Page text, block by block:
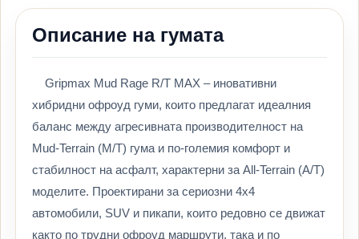
Описание на гумата
Gripmax Mud Rage R/T MAX – иновативни
хибридни офроуд гуми, които предлагат идеалния
баланс между агресивната производителност на
Mud-Terrain (M/T) гума и по-големия комфорт и
стабилност на асфалт, характерни за All-Terrain (A/T)
моделите. Проектирани за сериозни 4x4
автомобили, SUV и пикапи, които редовно се движат
както по трудни офроуд маршрути, така и по